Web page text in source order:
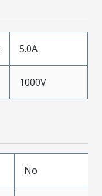
5.0A
1000V
No